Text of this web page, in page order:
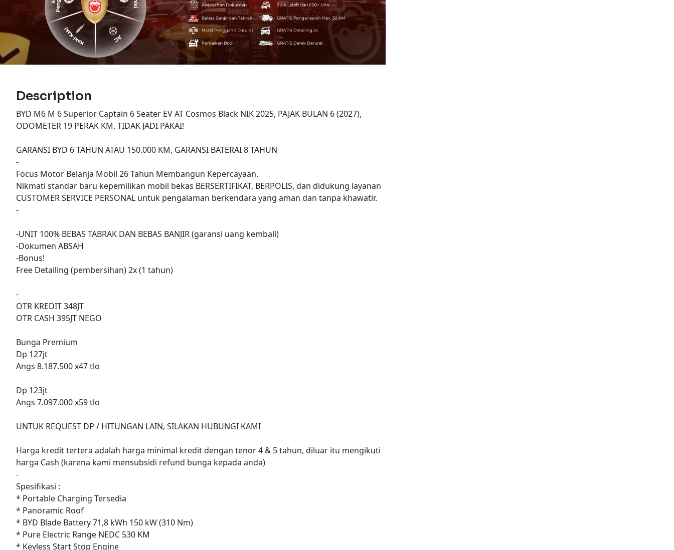
Description
BYD M6 M 6 Superior Captain 6 Seater EV AT Cosmos Black NIK 2025, PAJAK BULAN 6 (2027),
ODOMETER 19 PERAK KM, TIDAK JADI PAKAI!
GARANSI BYD 6 TAHUN ATAU 150.000 KM, GARANSI BATERAI 8 TAHUN
-
Focus Motor Belanja Mobil 26 Tahun Membangun Kepercayaan.
Nikmati standar baru kepemilikan mobil bekas BERSERTIFIKAT, BERPOLIS, dan didukung layanan
CUSTOMER SERVICE PERSONAL untuk pengalaman berkendara yang aman dan tanpa khawatir.
-
-UNIT 100% BEBAS TABRAK DAN BEBAS BANJIR (garansi uang kembali)
-Dokumen ABSAH
-Bonus!
Free Detailing (pembersihan) 2x (1 tahun)
-
OTR KREDIT 348JT
OTR CASH 395JT NEGO
Bunga Premium
Dp 127jt
Angs 8.187.500 x47 tlo
Dp 123jt
Angs 7.097.000 x59 tlo
UNTUK REQUEST DP / HITUNGAN LAIN, SILAKAN HUBUNGI KAMI
Harga kredit tertera adalah harga minimal kredit dengan tenor 4 & 5 tahun, diluar itu mengikuti
harga Cash (karena kami mensubsidi refund bunga kepada anda)
-
Spesifikasi :
* Portable Charging Tersedia
* Panoramic Roof
* BYD Blade Battery 71,8 kWh 150 kW (310 Nm)
* Pure Electric Range NEDC 530 KM
* Keyless Start Stop Engine